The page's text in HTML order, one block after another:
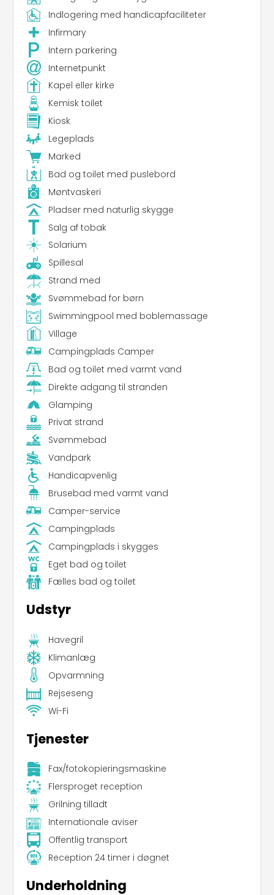
Indlogering med handicapfaciliteter
Infirmary
Intern parkering
Internetpunkt
Kapel eller kirke
Kemisk toilet
Kiosk
Legeplads
Marked
Bad og toilet med puslebord
Møntvaskeri
Pladser med naturlig skygge
Salg af tobak
Solarium
Spillesal
Strand med
Svømmebad for børn
Swimmingpool med boblemassage
Village
Campingplads Camper
Bad og toilet med varmt vand
Direkte adgang til stranden
Glamping
Privat strand
Svømmebad
Vandpark
Handicapvenlig
Brusebad med varmt vand
Camper-service
Campingplads
Campingplads i skygges
Eget bad og toilet
Fælles bad og toilet
Udstyr
Havegril
Klimanlæg
Opvarmning
Rejseseng
Wi-Fi
Tjenester
Fax/fotokopieringsmaskine
Flersproget reception
Grilning tilladt
Internationale aviser
Offentlig transport
Reception 24 timer i døgnet
Underholdning